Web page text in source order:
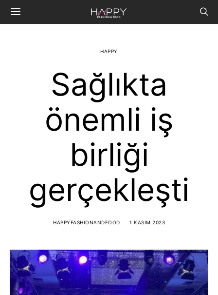
HAPPY
Sağlıkta
önemli iş
birliği
gerçekleşti
HAPPYFASHIONANDFOOD 1 KASIM 2023